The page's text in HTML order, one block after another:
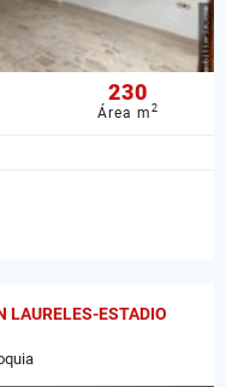
230
Área m2
LAURELES-ESTADIO